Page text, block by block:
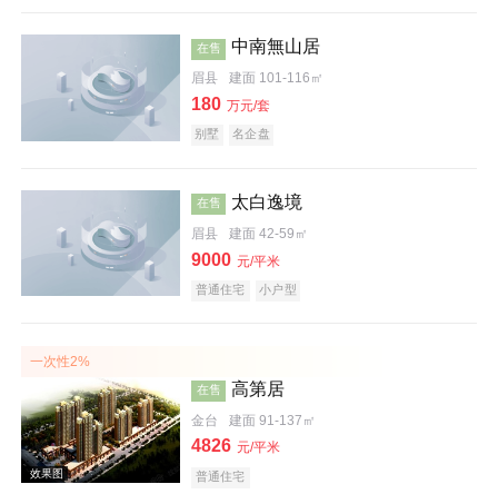
在售 中南無山居
眉县 建面 101-116㎡
180 万元/套
别墅 名企盘
在售 太白逸境
眉县 建面 42-59㎡
9000 元/平米
普通住宅 小户型
一次性2%
在售 高第居
金台 建面 91-137㎡
4826 元/平米
普通住宅